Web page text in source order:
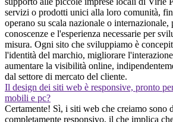
servizi o prodotti unici alla loro comunità,
operano su scala nazionale o internazionale,
conoscenze e l'esperienza necessarie per
misura. Ogni sito che sviluppiamo è
l'identità del marchio, migliorare
aumentare la visibilità online,
dal settore di mercato del cliente.
Il design dei siti web è responsive, pronto
mobili e pc?
Certamente! Sì, i siti web che creiamo sono
completamente responsivo, il che implica